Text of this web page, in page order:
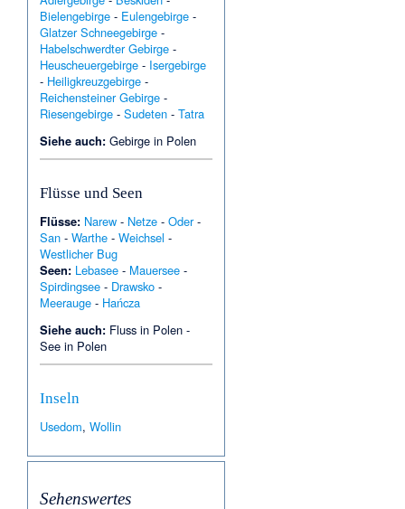
Bielengebirge - Eulengebirge -
Glatzer Schneegebirge -
Habelschwerdter Gebirge -
Heuscheuergebirge - Isergebirge
- Heiligkreuzgebirge -
Reichensteiner Gebirge -
Riesengebirge -Sudeten -Tatra
Siehe auch: Gebirge in Polen
Flüsse und Seen
Flüsse: Narew - Netze -Oder-
San -Warthe -Weichsel -
Westlicher Bug
Seen: Lebasee - Mauersee -
Spirdingsee - Drawsko -
Meerauge - Hańcza
Siehe auch: Fluss in Polen -
See in Polen
Inseln
Usedom,Wollin
Sehenswertes